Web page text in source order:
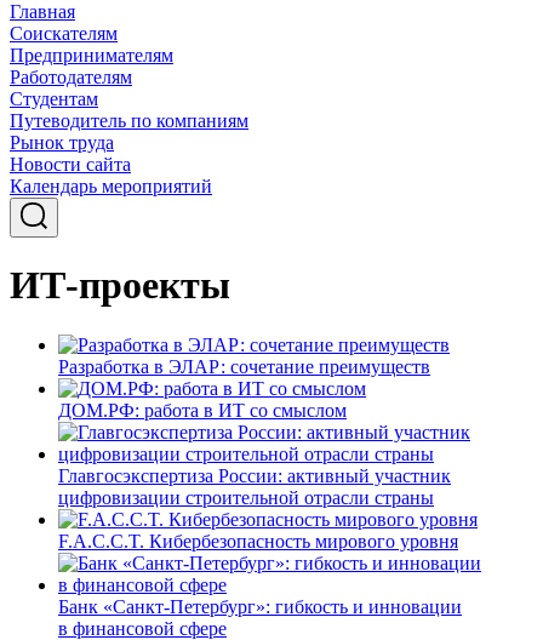
Главная
Соискателям
Предпринимателям
Работодателям
Студентам
Путеводитель по компаниям
Рынок труда
Новости сайта
Календарь мероприятий
ИТ-проекты
Разработка в ЭЛАР: сочетание преимуществ
ДОМ.РФ: работа в ИТ со смыслом
Главгосэкспертиза России: активный участник
цифровизации строительной отрасли страны
F.A.C.C.T. Кибербезопасность мирового уровня
Банк «Санкт-Петербург»: гибкость и инновации
в финансовой сфере